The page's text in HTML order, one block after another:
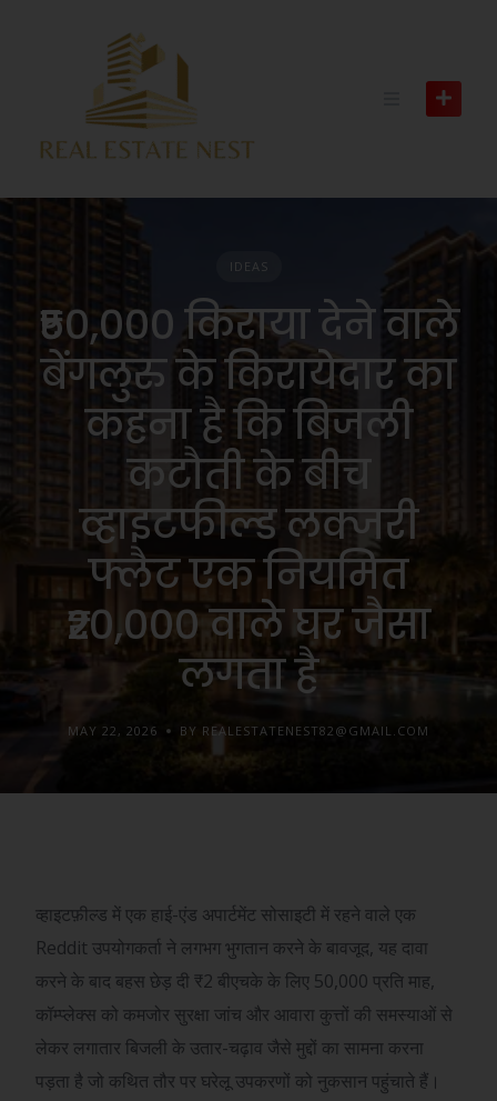
IDEAS
₹50,000 किराया देने वाले
बेंगलुरु के किरायेदार का
कहना है कि बिजली
कटौती के बीच
व्हाइटफील्ड लक्जरी
फ्लैट एक नियमित
₹20,000 वाले घर जैसा
लगता है
MAY 22, 2026 BY REALESTATENEST82@GMAIL.COM
व्हाइटफ़ील्ड में एक हाई-एंड अपार्टमेंट सोसाइटी में रहने वाले एक
Reddit उपयोगकर्ता ने लगभग भुगतान करने के बावजूद, यह दावा
करने के बाद बहस छेड़ दी ₹2 बीएचके के लिए 50,000 प्रति माह,
कॉम्प्लेक्स को कमजोर सुरक्षा जांच और आवारा कुत्तों की समस्याओं से
लेकर लगातार बिजली के उतार-चढ़ाव जैसे मुद्दों का सामना करना
पड़ता है जो कथित तौर पर घरेलू उपकरणों को नुकसान पहुंचाते हैं।